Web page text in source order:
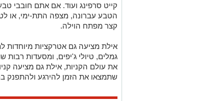
קייט סרפינג ועוד. אם אתם חובבי
הטבע עברונה, מצפה התת-ימי, או
קצר מפתח הוילה.
אילת מציעה גם אטרקציות מיוחדות
גמלים, טיולי ג'יפים, ומסעדות
את עולם הקניות, אילת גם מציעה
שתמצאו את הזמן להירגע ולהתפנק